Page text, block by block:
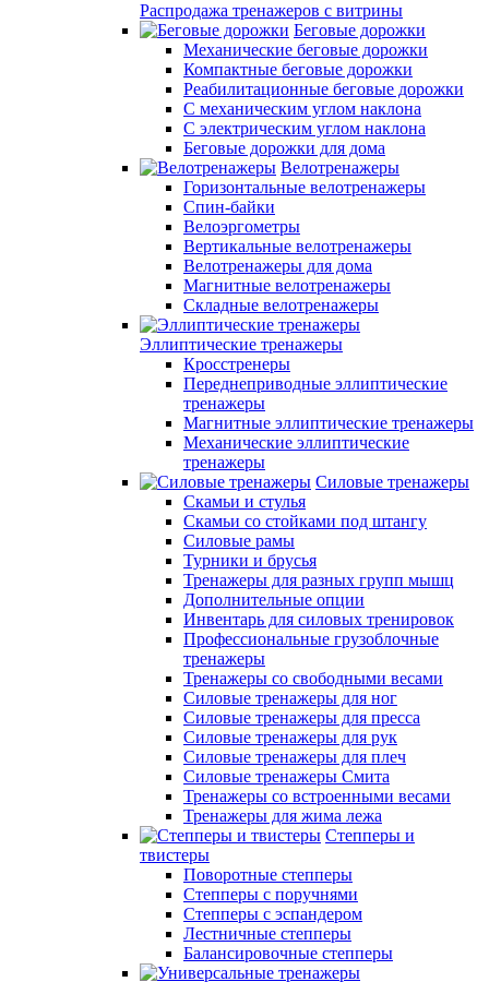
Распродажа тренажеров с витрины
Беговые дорожки
Механические беговые дорожки
Компактные беговые дорожки
Реабилитационные беговые дорожки
С механическим углом наклона
С электрическим углом наклона
Беговые дорожки для дома
Велотренажеры
Горизонтальные велотренажеры
Спин-байки
Велоэргометры
Вертикальные велотренажеры
Велотренажеры для дома
Магнитные велотренажеры
Складные велотренажеры
Эллиптические тренажеры
Кросстренеры
Переднеприводные эллиптические
тренажеры
Магнитные эллиптические тренажеры
Механические эллиптические
тренажеры
Силовые тренажеры
Скамьи и стулья
Скамьи со стойками под штангу
Силовые рамы
Турники и брусья
Тренажеры для разных групп мышц
Дополнительные опции
Инвентарь для силовых тренировок
Профессиональные грузоблочные
тренажеры
Тренажеры со свободными весами
Силовые тренажеры для ног
Силовые тренажеры для пресса
Силовые тренажеры для рук
Силовые тренажеры для плеч
Силовые тренажеры Смита
Тренажеры со встроенными весами
Тренажеры для жима лежа
Степперы и
твистеры
Поворотные степперы
Степперы с поручнями
Степперы с эспандером
Лестничные степперы
Балансировочные степперы